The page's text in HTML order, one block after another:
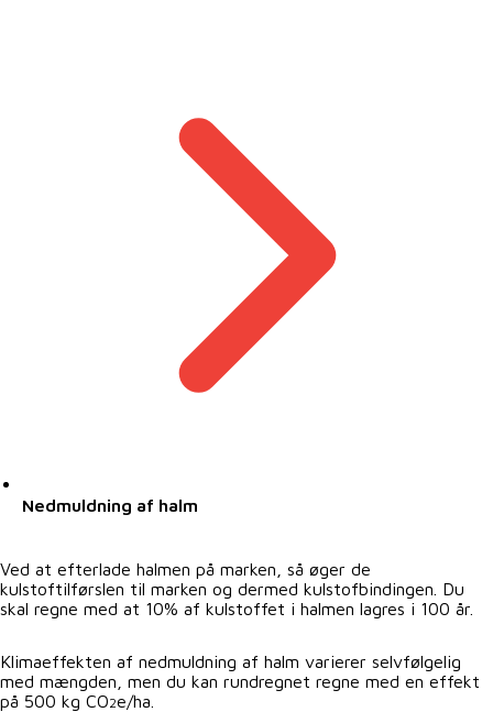
Nedmuldning af halm
Ved at efterlade halmen på marken, så øger de
kulstoftilførslen til marken og dermed kulstofbindingen. Du
skal regne med at 10% af kulstoffet i halmen lagres i 100 år.
Klimaeffekten af nedmuldning af halm varierer selvfølgelig
med mængden, men du kan rundregnet regne med en effekt
på 500 kg CO2e/ha.